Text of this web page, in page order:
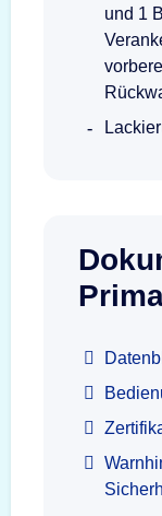
und 1